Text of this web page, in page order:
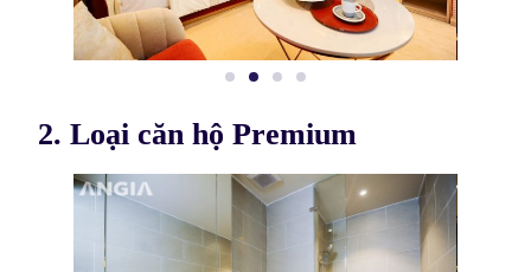
2. Loại căn hộ Premium